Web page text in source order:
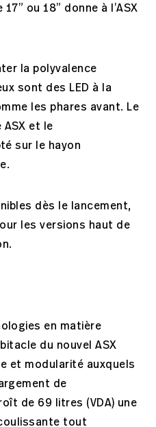
ou 18” donne à l’ASX
la polyvalence
sont des LED à la
les phares avant. Le
ASX et le
sur le hayon
dès le lancement,
les versions haut de
en matière
du nouvel ASX
et modularité auxquels
de
de 69 litres (VDA) une
tout